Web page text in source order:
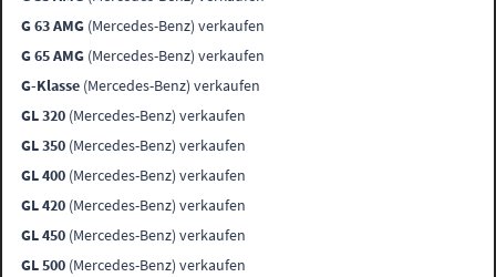
G 63 AMG (Mercedes-Benz) verkaufen
G 65 AMG (Mercedes-Benz) verkaufen
G-Klasse (Mercedes-Benz) verkaufen
GL 320 (Mercedes-Benz) verkaufen
GL 350 (Mercedes-Benz) verkaufen
GL 400 (Mercedes-Benz) verkaufen
GL 420 (Mercedes-Benz) verkaufen
GL 450 (Mercedes-Benz) verkaufen
GL 500 (Mercedes-Benz) verkaufen